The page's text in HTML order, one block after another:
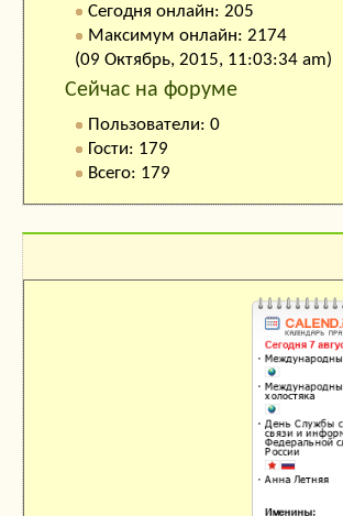
Сегодня онлайн: 205
Максимум онлайн: 2174
(09 Октябрь, 2015, 11:03:34 am)
Сейчас на форуме
Пользователи: 0
Гости: 179
Всего: 179
Календарь праздников